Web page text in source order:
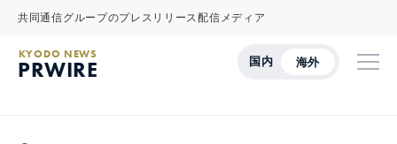
共同通信グループのプレスリリース配信メディア
国内 海外
KYODO NEWS
PRWIRE